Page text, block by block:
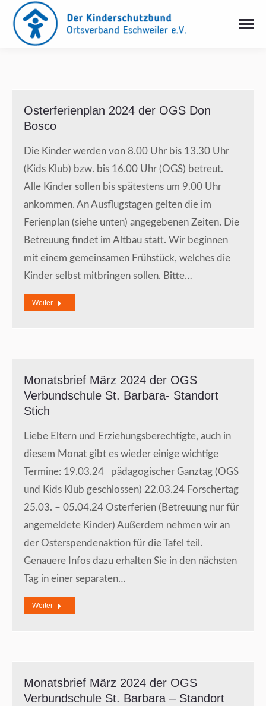
Osterferienplan 2024 der OGS Don
Bosco
Die Kinder werden von 8.00 Uhr bis 13.30 Uhr
(Kids Klub) bzw. bis 16.00 Uhr (OGS) betreut.
Alle Kinder sollen bis spätestens um 9.00 Uhr
ankommen. An Ausflugstagen gelten die im
Ferienplan (siehe unten) angegebenen Zeiten. Die
Betreuung findet im Altbau statt. Wir beginnen
mit einem gemeinsamen Frühstück, welches die
Kinder selbst mitbringen sollen. Bitte…
Weiter
Monatsbrief März 2024 der OGS
Verbundschule St. Barbara- Standort
Stich
Liebe Eltern und Erziehungsberechtigte, auch in
diesem Monat gibt es wieder einige wichtige
Termine: 19.03.24 pädagogischer Ganztag (OGS
und Kids Klub geschlossen) 22.03.24 Forschertag
25.03. – 05.04.24 Osterferien (Betreuung nur für
angemeldete Kinder) Außerdem nehmen wir an
der Osterspendenaktion für die Tafel teil.
Genauere Infos dazu erhalten Sie in den nächsten
Tag in einer separaten…
Weiter
Monatsbrief März 2024 der OGS
Verbundschule St. Barbara – Standort